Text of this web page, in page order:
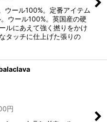
ウール100%。定番アイテム
ウール100%。英国産の硬
ルにあえて強く撚りをかけ
タッチに仕上げた張りの
円